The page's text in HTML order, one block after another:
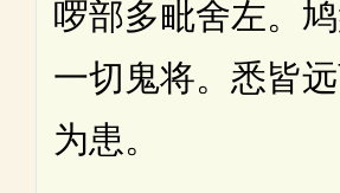
啰部多毗舍左。
一切鬼将。悉皆
为患。